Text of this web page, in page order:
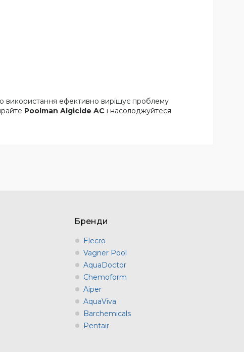
використання ефективно вирішує проблему
Poolman Algicide AC і насолоджуйтеся
Бренди
Elecro
Vagner Pool
AquaDoctor
Chemoform
Aiper
AquaViva
Barchemicals
Pentair